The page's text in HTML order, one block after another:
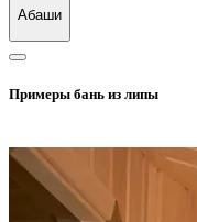
Абаши
Примеры бань из липы